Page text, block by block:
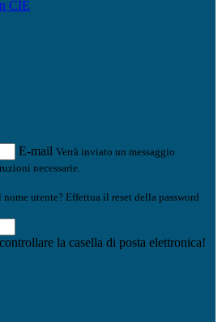
CIE
E-mail Verrà inviato un messaggio
necessarie.
utente? Effettua il reset della password
la casella di posta elettronica!